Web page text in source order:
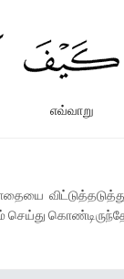
எவ்வாறு